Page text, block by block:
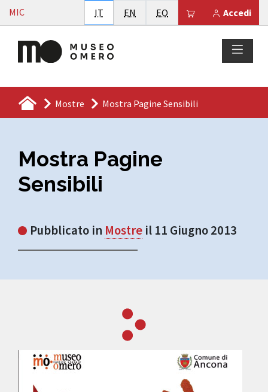
Vai al contenuto
MIC Accedi
Il tuo carrello è
IT Italiano
EN English
EO Esperanto
Mostre Mostra Pagine Sensibili
Mostra Pagine
Sensibili
Pubblicato in Mostre il 11 Giugno 2013